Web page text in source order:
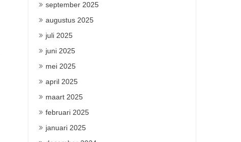
september 2025
augustus 2025
juli 2025
juni 2025
mei 2025
april 2025
maart 2025
februari 2025
januari 2025